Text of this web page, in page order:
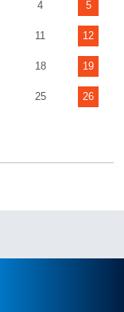
4 5
11 12
18 19
25 26